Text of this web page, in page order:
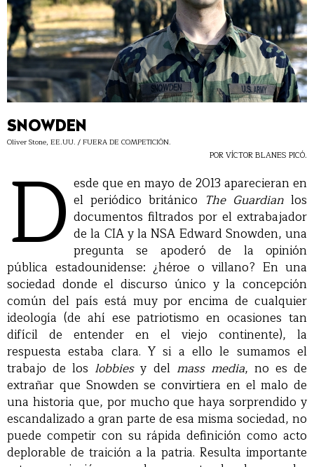
SNOWDEN
Oliver Stone, EE.UU. / FUERA DE COMPETICIÓN.
POR VÍCTOR BLANES PICÓ.
D esde que en mayo de 2013 aparecieran en
el periódico británico The Guardian los
documentos filtrados por el extrabajador
de la CIA y la NSA Edward Snowden, una
pregunta se apoderó de la opinión
pública estadounidense: ¿héroe o villano? En una
sociedad donde el discurso único y la concepción
común del país está muy por encima de cualquier
ideología (de ahí ese patriotismo en ocasiones tan
difícil de entender en el viejo continente), la
respuesta estaba clara. Y si a ello le sumamos el
trabajo de los lobbiesy del mass media, no es de
extrañar que Snowden se convirtiera en el malo de
una historia que, por mucho que haya sorprendido y
escandalizado a gran parte de esa misma sociedad, no
puede competir con su rápida definición como acto
deplorable de traición a la patria. Resulta importante